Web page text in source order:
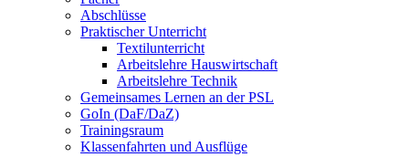
Abschlüsse
Praktischer Unterricht
Textilunterricht
Arbeitslehre Hauswirtschaft
Arbeitslehre Technik
Gemeinsames Lernen an der PSL​
GoIn (DaF/DaZ)
Trainingsraum
Klassenfahrten und Ausflüge